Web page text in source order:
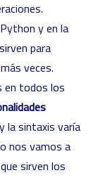
y en la
para
veces.
en todos los
la sintaxis varía
nos vamos a
sirven los